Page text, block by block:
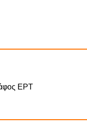
ΕΡΤ